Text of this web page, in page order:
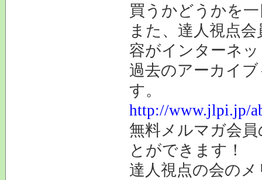
買うかどうかを
また、達人視点
容がインターネ
過去のアーカイ
す。
http://www.jlpi.jp/
無料メルマガ会
とができます！
達人視点の会の